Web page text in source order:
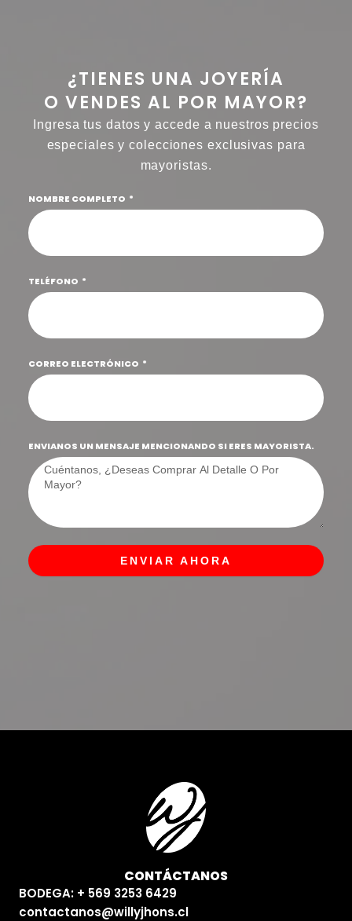
¿TIENES UNA JOYERÍA
O VENDES AL POR MAYOR?
Ingresa tus datos y accede a nuestros precios
especiales y colecciones exclusivas para
mayoristas.
NOMBRE COMPLETO
TELÉFONO
CORREO ELECTRÓNICO
ENVIANOS UN MENSAJE MENCIONANDO SI ERES MAYORISTA.
ENVIAR AHORA
CONTÁCTANOS
BODEGA: + 569 3253 6429
contactanos@willyjhons.cl